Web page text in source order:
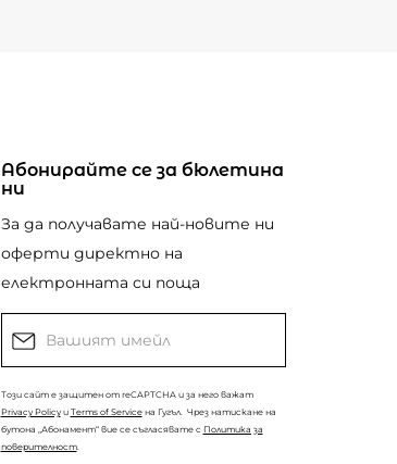
Абонирайте се за бюлетина
ни
За да получавате най-новите ни
оферти директно на
електронната си поща
Този сайт е защитен от reCAPTCHA и за него важат
Privacy Policyи Terms of Serviceна Гугъл. Чрез натискане на
бутона „Абонамент“ вие се съгласявате с Политика за
поверителност.